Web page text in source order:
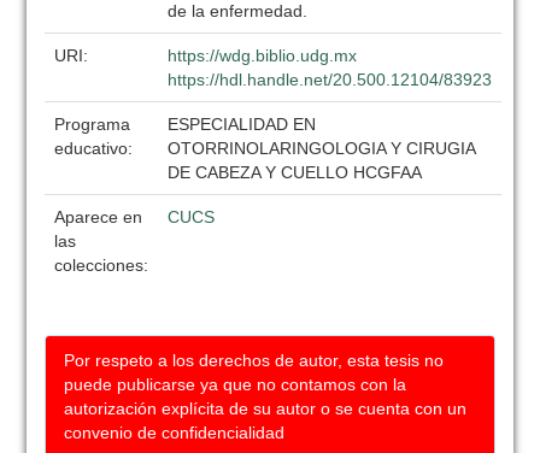
de la enfermedad.
URI:
https://wdg.biblio.udg.mx
https://hdl.handle.net/20.500.12104/83923
Programa
educativo:
ESPECIALIDAD EN
OTORRINOLARINGOLOGIA Y CIRUGIA
DE CABEZA Y CUELLO HCGFAA
Aparece en
las
colecciones:
CUCS
Por respeto a los derechos de autor, esta tesis no
puede publicarse ya que no contamos con la
autorización explícita de su autor o se cuenta con un
convenio de confidencialidad